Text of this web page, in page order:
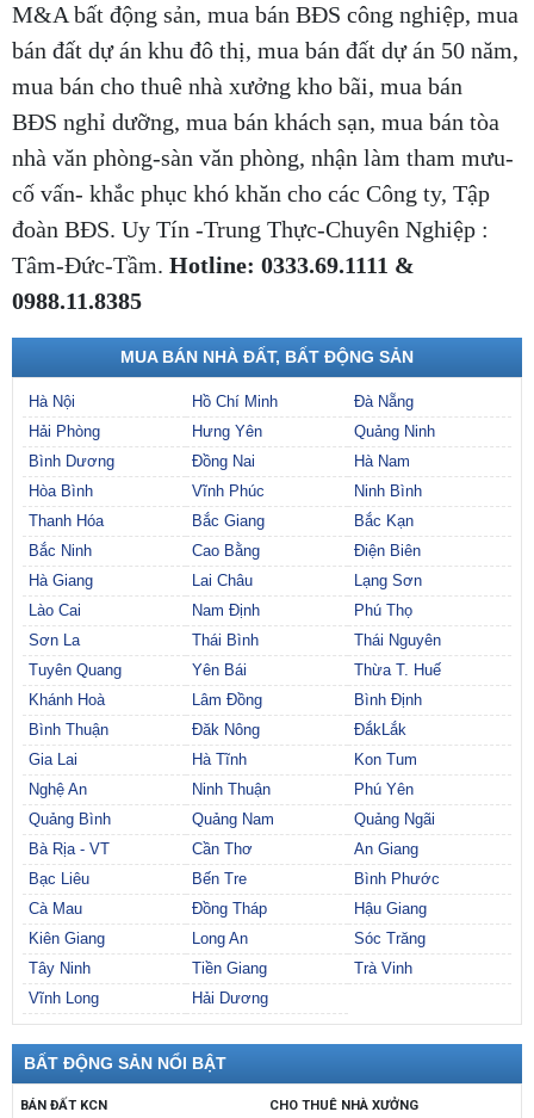
M&A bất động sản, mua bán BĐS công nghiệp, mua
bán đất dự án khu đô thị, mua bán đất dự án 50 năm,
mua bán cho thuê nhà xưởng kho bãi, mua bán
BĐS nghỉ dưỡng, mua bán khách sạn, mua bán tòa
nhà văn phòng-sàn văn phòng, nhận làm tham mưu-
cố vấn- khắc phục khó khăn cho các Công ty, Tập
đoàn BĐS. Uy Tín -Trung Thực-Chuyên Nghiệp :
Tâm-Đức-Tầm. Hotline: 0333.69.1111 &
0988.11.8385
MUA BÁN NHÀ ĐẤT, BẤT ĐỘNG SẢN
Hà Nội Hồ Chí Minh
Đà Nẵng
Hải Phòng
Hưng Yên
Quảng Ninh
Bình Dương
Đồng Nai
Hà Nam
Hòa Bình
Vĩnh Phúc
Ninh Bình
Thanh Hóa
Bắc Giang
Bắc Kạn
Bắc Ninh
Cao Bằng
Điện Biên
Hà Giang
Lai Châu
Lạng Sơn
Lào Cai
Nam Định
Phú Thọ
Sơn La
Thái Bình
Thái Nguyên
Tuyên Quang
Yên Bái
Thừa T. Huế
Khánh Hoà
Lâm Đồng
Bình Định
Bình Thuận
Đăk Nông
ĐắkLắk
Gia Lai
Hà Tĩnh
Kon Tum
Nghệ An
Ninh Thuận
Phú Yên
Quảng Bình
Quảng Nam
Quảng Ngãi
Bà Rịa - VT
Cần Thơ
An Giang
Bạc Liêu
Bến Tre
Bình Phước
Cà Mau
Đồng Tháp
Hậu Giang
Kiên Giang
Long An
Sóc Trăng
Tây Ninh
Tiền Giang
Trà Vinh
Vĩnh Long
Hải Dương
BẤT ĐỘNG SẢN NỔI BẬT
BÁN ĐẤT KCN CHO THUÊ NHÀ XƯỞNG